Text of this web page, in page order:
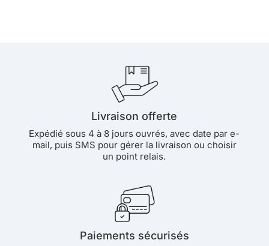
Livraison offerte
Expédié sous 4 à 8 jours ouvrés, avec date par e-
mail, puis SMS pour gérer la livraison ou choisir
un point relais.
Paiements sécurisés